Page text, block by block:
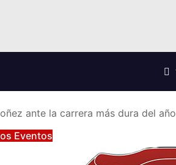
ante la carrera más dura del año
Eventos